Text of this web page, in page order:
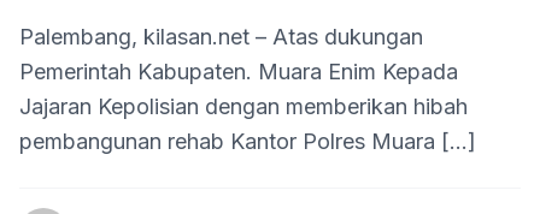
Palembang, kilasan.net – Atas dukungan
Pemerintah Kabupaten. Muara Enim Kepada
Jajaran Kepolisian dengan memberikan hibah
pembangunan rehab Kantor Polres Muara […]